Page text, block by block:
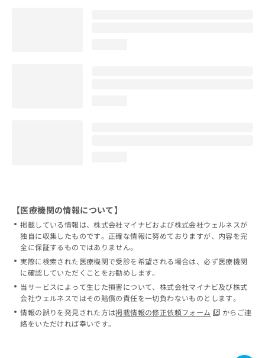
【医療機関の情報について】
掲載している情報は、株式会社マイナビおよび株式会社ウェルネスが
独自に収集したものです。正確な情報に努めておりますが、内容を完
全に保証するものではありません。
実際に検索された医療機関で受診を希望される場合は、必ず医療機関
に確認していただくことをお勧めします。
当サービスによって生じた損害について、株式会社マイナビ及び株式
会社ウェルネスではその賠償の責任を一切負わないものとします。
情報の誤りを発見された方は掲載情報の修正依頼フォーム
からご連
絡をいただければ幸いです。